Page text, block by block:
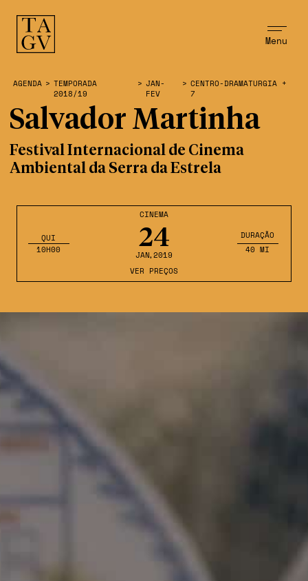
Menu
CINEMA
24
JAN,2019
QUI
10H00
DURAÇÃO
40 MI
VER PREÇOS
AGENDA > TEMPORADA
2018/19
> JAN-
FEV
> CENTRO-DRAMATURGIA +
7
Salvador Martinha
Festival Internacional de Cinema
Ambiental da Serra da Estrela